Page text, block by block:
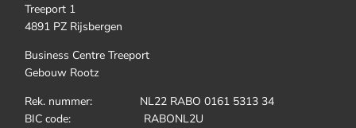
Treeport 1
4891 PZ Rijsbergen
Business Centre Treeport
Gebouw Rootz
Rek. nummer: NL22 RABO 0161 5313 34
BIC code: RABONL2U